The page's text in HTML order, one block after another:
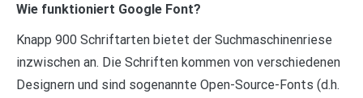
Wie funktioniert Google Font?
Knapp 900 Schriftarten bietet der Suchmaschinenriese
inzwischen an. Die Schriften kommen von verschiedenen
Designern und sind sogenannte Open-Source-Fonts (d.h.